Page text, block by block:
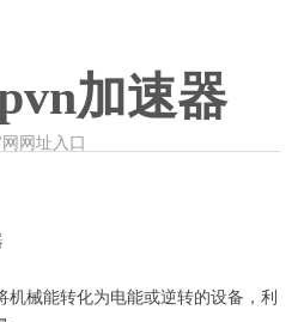
加速器
网址入口
械能转化为电能或逆转的设备，利